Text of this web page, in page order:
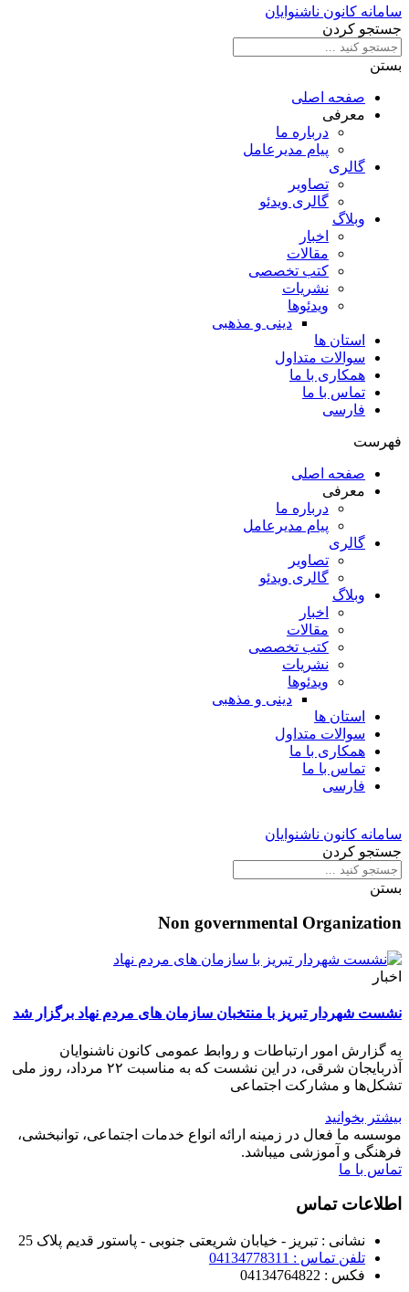
سامانه کانون ناشنوایان
جستجو کردن
بستن
صفحه اصلی
معرفی
درباره ما
پیام مدیرعامل
گالری
تصاویر
گالری ویدئو
وبلاگ
اخبار
مقالات
کتب تخصصی
نشریات
ویدئوها
دینی و مذهبی
استان ها
سوالات متداول
همکاری با ما
تماس با ما
فارسی
فهرست
صفحه اصلی
معرفی
درباره ما
پیام مدیرعامل
گالری
تصاویر
گالری ویدئو
وبلاگ
اخبار
مقالات
کتب تخصصی
نشریات
ویدئوها
دینی و مذهبی
استان ها
سوالات متداول
همکاری با ما
تماس با ما
فارسی
سامانه کانون ناشنوایان
جستجو کردن
بستن
Non governmental Organization
اخبار
نشست شهردار تبریز با منتخبان سازمان های مردم نهاد برگزار شد
به گزارش امور ارتباطات و روابط عمومی کانون ناشنوایان
آذربایجان شرقی، در این نشست که به مناسبت ۲۲ مرداد، روز ملی
تشکل‌ها و مشارکت اجتماعی
بیشتر بخوانید
موسسه ما فعال در زمینه ارائه انواع خدمات اجتماعی، توانبخشی،
فرهنگی و آموزشی میباشد.
تماس با ما
اطلاعات تماس
نشانی : تبریز - خیابان شریعتی جنوبی - پاستور قدیم پلاک 25
تلفن تماس : 04134778311
فکس : 04134764822